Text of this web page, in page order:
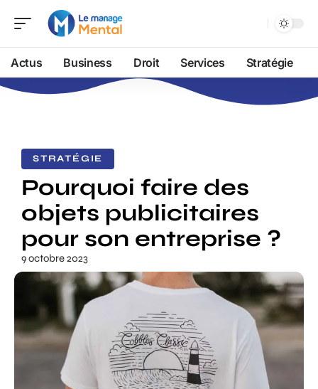
Actus Business Droit Services Stratégie
STRATÉGIE
Pourquoi faire des
objets publicitaires
pour son entreprise ?
9 octobre 2023